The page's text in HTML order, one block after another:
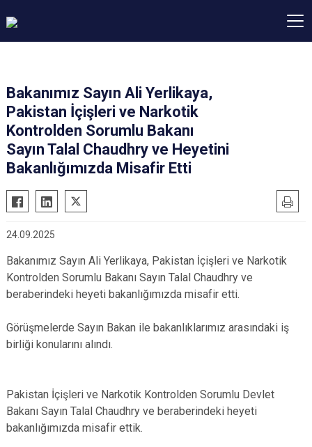
Bakanımız Sayın Ali Yerlikaya,
Pakistan İçişleri ve Narkotik
Kontrolden Sorumlu Bakanı
Sayın Talal Chaudhry ve Heyetini
Bakanlığımızda Misafir Etti
24.09.2025
Bakanımız Sayın Ali Yerlikaya, Pakistan İçişleri ve Narkotik
Kontrolden Sorumlu Bakanı Sayın Talal Chaudhry ve
beraberindeki heyeti bakanlığımızda misafir etti.
Görüşmelerde Sayın Bakan ile bakanlıklarımız arasındaki iş
birliği konularını alındı.
Pakistan İçişleri ve Narkotik Kontrolden Sorumlu Devlet
Bakanı Sayın Talal Chaudhry ve beraberindeki heyeti
bakanlığımızda misafir ettik.